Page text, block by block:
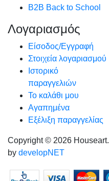
B2B Back to School
Λογαριασμός
Είσοδος/Εγγραφή
Στοιχεία λογαριασμού
Ιστορικό
παραγγελιών
Το καλάθι μου
Αγαπημένα
Εξέλιξη παραγγελίας
Copyright © 2026
by developNET